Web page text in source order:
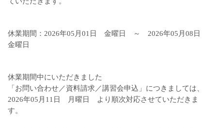
休業期間：2026年05月01日 金曜日 ～ 2026年05月08日
金曜日
休業期間中にいただきました
「お問い合わせ／資料請求／講習会申込」につきましては、
2026年05月11日 月曜日 より順次対応させていただきま
す。